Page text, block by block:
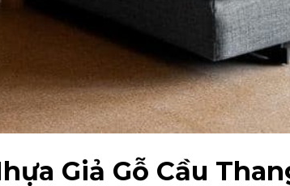
Giả Gỗ Cầu